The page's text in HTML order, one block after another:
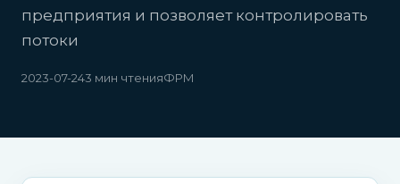
предприятия и позволяет контролировать
потоки
2023-07-243 мин чтенияФРМ